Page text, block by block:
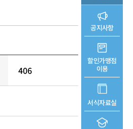
406
공지사항
할인가맹점
이용
서식자료실